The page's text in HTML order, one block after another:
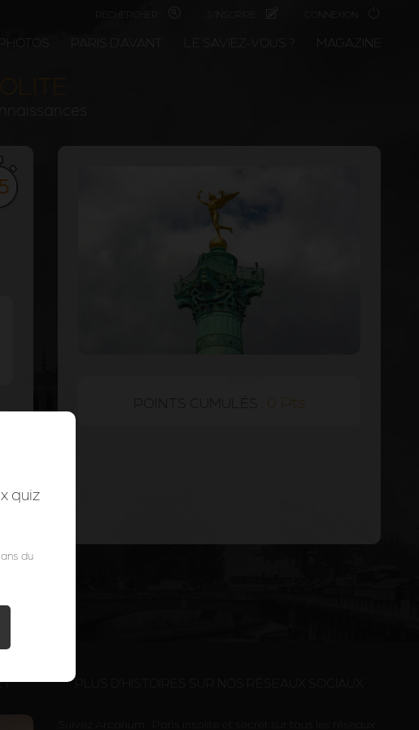
CONNEXION
PHOTOS PARIS D'AVANT LE SAVIEZ-VOUS ? MAGAZINE
POINTS CUMULÉS : 0 Pts
quiz
du
PLUS D’HISTOIRES SUR NOS RÉSEAUX SOCIAUX